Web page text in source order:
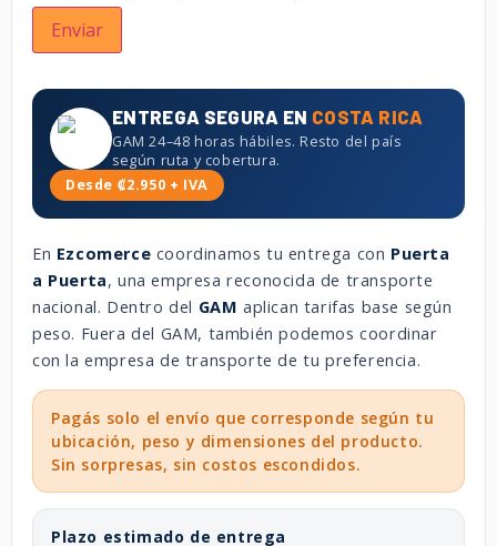
ENTREGA SEGURA EN COSTA RICA
GAM 24–48 horas hábiles. Resto del país
según ruta y cobertura.
Desde ₡2.950 + IVA
En Ezcomerce coordinamos tu entrega con Puerta
a Puerta, una empresa reconocida de transporte
nacional. Dentro del GAM aplican tarifas base según
peso. Fuera del GAM, también podemos coordinar
con la empresa de transporte de tu preferencia.
Pagás solo el envío que corresponde según tu
ubicación, peso y dimensiones del producto.
Sin sorpresas, sin costos escondidos.
Plazo estimado de entrega